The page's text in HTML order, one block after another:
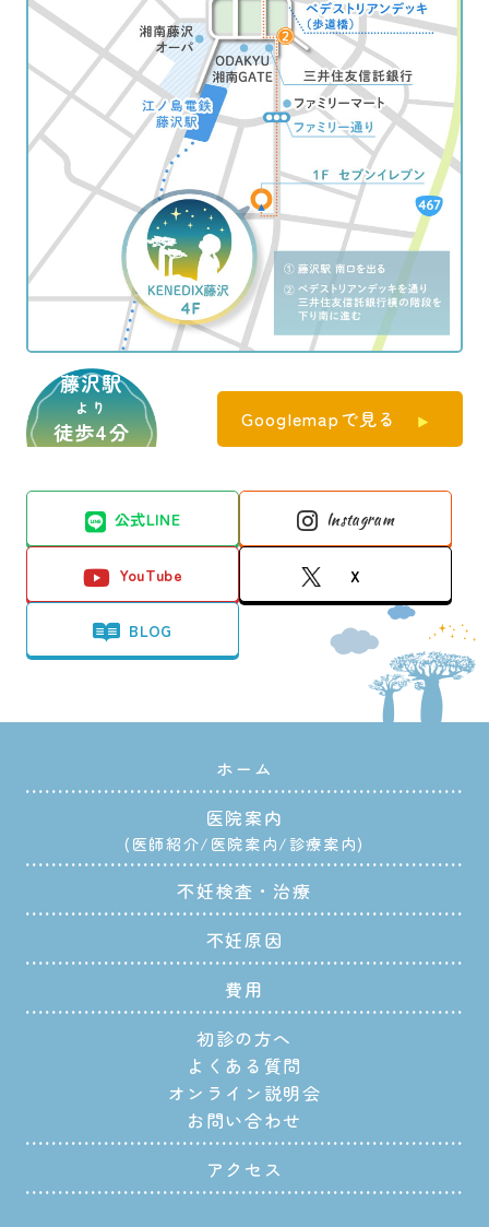
藤沢駅
より
徒歩4分 Googlemapで見る
公式LINE Instagram
YouTube X
BLOG
ホーム
医院案内
医師紹介 医院案内 診療案内
不妊検査・治療
不妊原因
費用
初診の方へ
よくある質問
オンライン説明会
お問い合わせ
アクセス